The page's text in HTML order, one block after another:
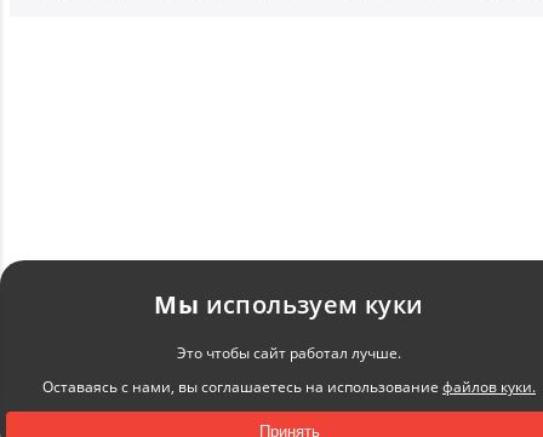
Мы используем куки
Это чтобы сайт работал лучше.
Оставаясь с нами, вы соглашаетесь на использование файлов куки.
Принять